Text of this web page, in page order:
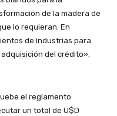
de la madera de
lo requieran. En
de industrias para
del crédito»,
el reglamento
un total de U$D